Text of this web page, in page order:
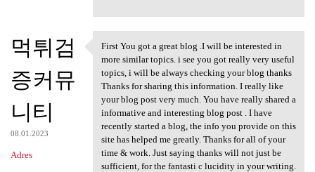
먹튀검
증커뮤
니티
08.01.2023
Adres
First You got a great blog .I
First You got a great blog .I will be interested in
more similar topics. i see you got really very useful
topics, i will be always checking your blog thanks
Thanks for sharing this information. I really like
your blog post very much. You have really shared a
informative and interesting blog post . I have
recently started a blog, the info you provide on this
site has helped me greatly. Thanks for all of your
time & work. Just saying thanks will not just be
sufficient, for the fantasti c lucidity in your writing.